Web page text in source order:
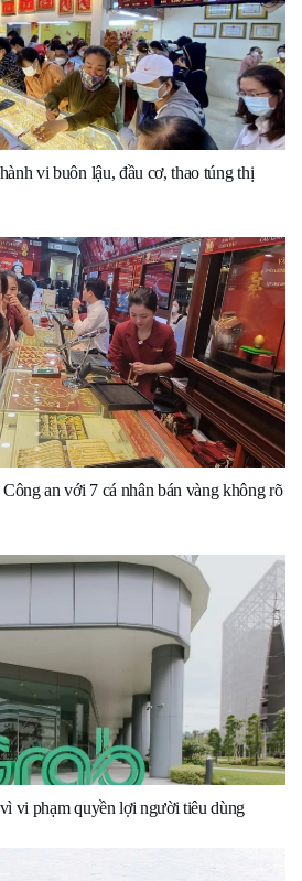
vi buôn lậu, đầu cơ, thao túng thị
an với 7 cá nhân bán vàng không rõ
vi phạm quyền lợi người tiêu dùng